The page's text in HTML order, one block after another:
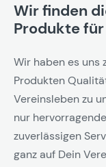
Wir finden
Produkte
Wir haben es uns
Produkten
Vereinsleben zu
nur
zuverlässigen
ganz auf Dein